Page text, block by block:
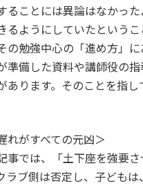
ることには異論はなかっ
るようにしていたという
の勉強中心の「進め方」
準備した資料や講師役の
あります。そのことを指
れがすべての元凶＞
事では、「土下座を強要さ
ラブ側は否定し、子ども